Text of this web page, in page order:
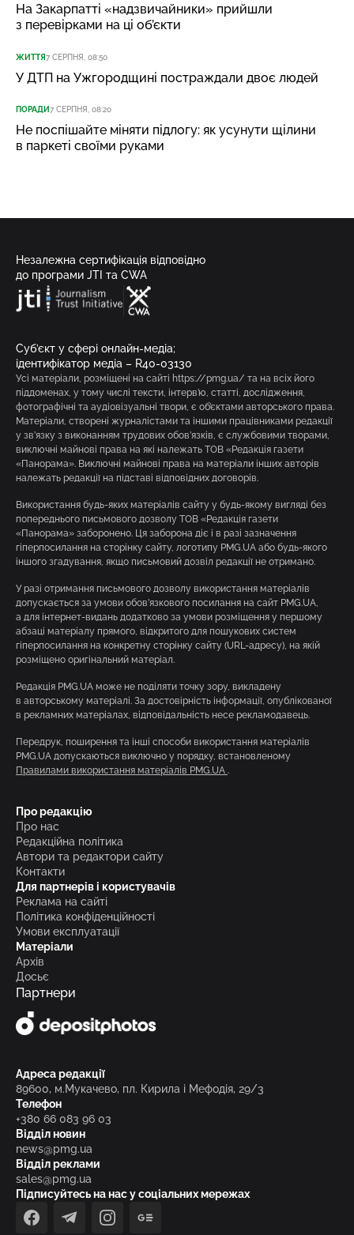
На Закарпатті «надзвичайники» прийшли
з перевірками на ці об’єкти
ЖИТТЯ7 СЕРПНЯ, 08:50
У ДТП на Ужгородщині постраждали двоє людей
ПОРАДИ7 СЕРПНЯ, 08:20
Не поспішайте міняти підлогу: як усунути щілини
в паркеті своїми руками
Незалежна сертифікація відповідно
до програми JTI та CWA
Суб’єкт у сфері онлайн-медіа;
ідентифікатор медіа – R40-03130
Усі матеріали, розміщені на сайті https://pmg.ua/ та на всіх його
піддоменах, у тому числі тексти, інтерв’ю, статті, дослідження,
фотографічні та аудіовізуальні твори, є об’єктами авторського права.
Матеріали, створені журналістами та іншими працівниками редакції
у зв’язку з виконанням трудових обов’язків, є службовими творами,
виключні майнові права на які належать ТОВ «Редакція газети
«Панорама». Виключні майнові права на матеріали інших авторів
належать редакції на підставі відповідних договорів.
Використання будь-яких матеріалів сайту у будь-якому вигляді без
попереднього письмового дозволу ТОВ «Редакція газети
«Панорама» заборонено. Ця заборона діє і в разі зазначення
гіперпосилання на сторінку сайту, логотипу PMG.UA або будь-якого
іншого згадування, якщо письмовий дозвіл редакції не отримано.
У разі отримання письмового дозволу використання матеріалів
допускається за умови обов’язкового посилання на сайт PMG.UA,
а для інтернет-видань додатково за умови розміщення у першому
абзаці матеріалу прямого, відкритого для пошукових систем
гіперпосилання на конкретну сторінку сайту (URL-адресу), на якій
розміщено оригінальний матеріал.
Редакція PMG.UA може не поділяти точку зору, викладену
в авторському матеріалі. За достовірність інформації, опублікованої
в рекламних матеріалах, відповідальність несе рекламодавець.
Передрук, поширення та інші способи використання матеріалів
PMG.UA допускаються виключно у порядку, встановленому
Правилами використання матеріалів PMG.UA .
Про редакцію
Про нас
Редакційна політика
Автори та редактори сайту
Контакти
Для партнерів і користувачів
Реклама на сайті
Політика конфіденційності
Умови експлуатації
Матеріали
Архів
Досьє
Партнери
Адреса редакції
89600, м.Мукачево, пл. Кирила і Мефодія, 29/3
Телефон
+380 66 083 96 03
Відділ новин
news@pmg.ua
Відділ реклами
sales@pmg.ua
Підписуйтесь на нас у соціальних мережах
facebooktelegraminstagramgoogle_news